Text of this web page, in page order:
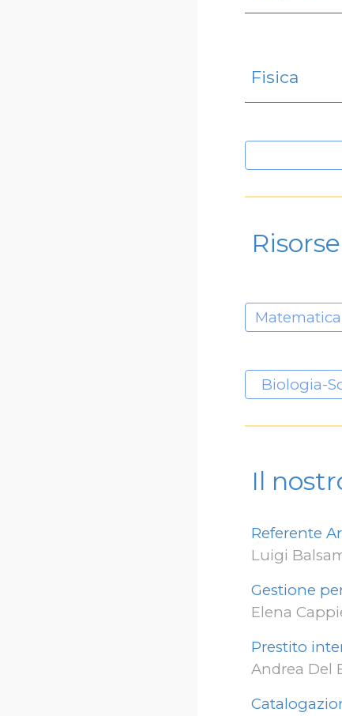
Fisica
Biologia-
Il
Referente
Luigi
Gestione
Elena
Prestito
Andrea Del